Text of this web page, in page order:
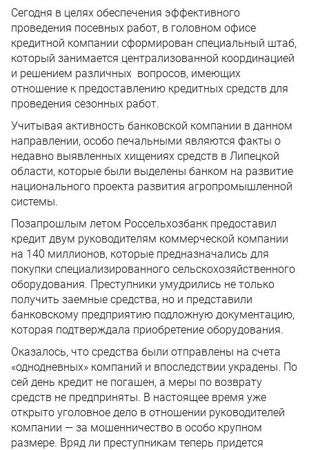
Сегодня в целях обеспечения эффективного
проведения посевных работ, в головном офисе
кредитной компании сформирован специальный штаб,
который занимается централизованной координацией
и решением различных вопросов, имеющих
отношение к предоставлению кредитных средств для
проведения сезонных работ.
Учитывая активность банковской компании в данном
направлении, особо печальными являются факты о
недавно выявленных хищениях средств в Липецкой
области, которые были выделены банком на развитие
национального проекта развития агропромышленной
системы.
Позапрошлым летом Россельхозбанк предоставил
кредит двум руководителям коммерческой компании
на 140 миллионов, которые предназначались для
покупки специализированного сельскохозяйственного
оборудования. Преступники умудрились не только
получить заемные средства, но и представили
банковскому предприятию подложную документацию,
которая подтверждала приобретение оборудования.
Оказалось, что средства были отправлены на счета
«однодневных» компаний и впоследствии украдены. По
сей день кредит не погашен, а меры по возврату
средств не предприняты. В настоящее время уже
открыто уголовное дело в отношении руководителей
компании — за мошенничество в особо крупном
размере. Вряд ли преступникам теперь придется